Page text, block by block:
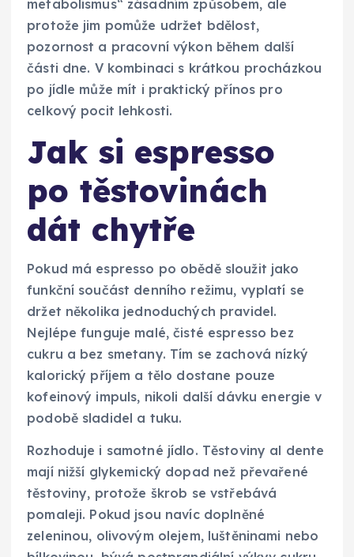
metabolismus“ zásadním způsobem, ale
protože jim pomůže udržet bdělost,
pozornost a pracovní výkon během další
části dne. V kombinaci s krátkou procházkou
po jídle může mít i praktický přínos pro
celkový pocit lehkosti.
Jak si espresso
po těstovinách
dát chytře
Pokud má espresso po obědě sloužit jako
funkční součást denního režimu, vyplatí se
držet několika jednoduchých pravidel.
Nejlépe funguje malé, čisté espresso bez
cukru a bez smetany. Tím se zachová nízký
kalorický příjem a tělo dostane pouze
kofeinový impuls, nikoli další dávku energie v
podobě sladidel a tuku.
Rozhoduje i samotné jídlo. Těstoviny al dente
mají nižší glykemický dopad než převařené
těstoviny, protože škrob se vstřebává
pomaleji. Pokud jsou navíc doplněné
zeleninou, olivovým olejem, luštěninami nebo